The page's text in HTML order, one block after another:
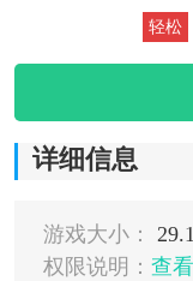
轻松
详细信息
游戏大小：
权限说明： 查